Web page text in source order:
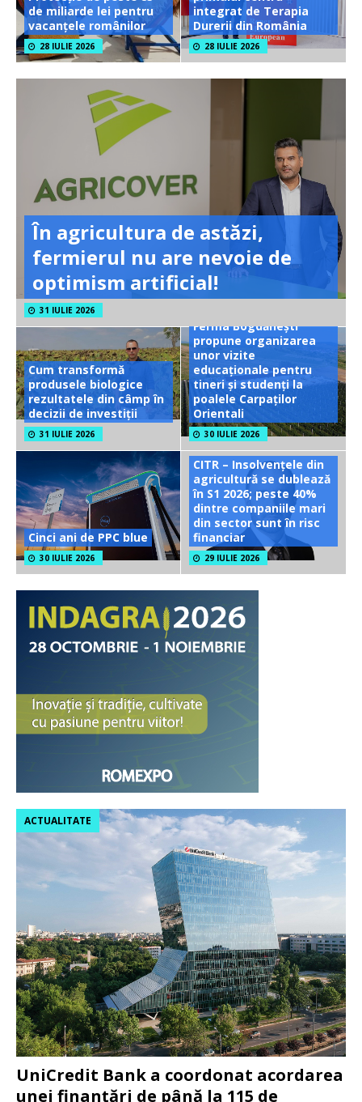
de miliarde lei pentru
vacanțele românilor
28 IULIE 2026
integrat de Terapia
Durerii din România
28 IULIE 2026
În agricultura de astăzi,
fermierul nu are nevoie de
optimism artificial!
31 IULIE 2026
Cum transformă
produsele biologice
rezultatele din câmp în
decizii de investiții
31 IULIE 2026
Ferma Bogdănești
propune organizarea
unor vizite
educaționale pentru
tineri și studenți la
poalele Carpaților
Orientali
30 IULIE 2026
Cinci ani de PPC blue
30 IULIE 2026
CITR – Insolvențele din
agricultură se dublează
în S1 2026; peste 40%
dintre companiile mari
din sector sunt în risc
financiar
29 IULIE 2026
UniCredit Bank a coordonat acordarea
unei finanțări de până la 115 de
ACTUALITATE